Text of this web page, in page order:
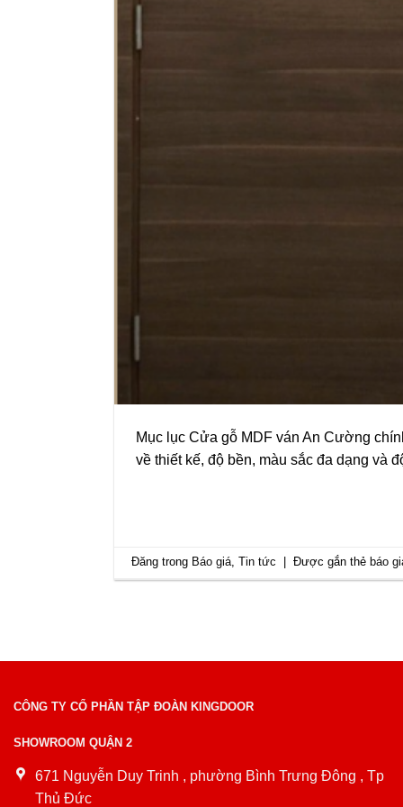
Mục lục Cửa gỗ MDF ván An Cường
về thiết kế, độ bền, màu sắc đa dạng và
Đăng trong Báo giá ,Tin tức Được gắn thẻ báo
CÔNG TY CỔ PHẦN TẬP ĐOÀN KINGDOOR
SHOWROOM QUẬN 2
671 Nguyễn Duy Trinh , phường Bình Trưng Đông , Tp
Thủ Đức